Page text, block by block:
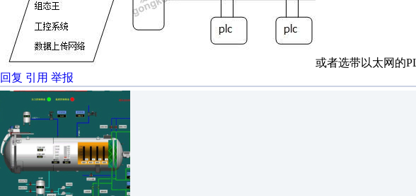
或者选带以太网的
回复 引用 举报